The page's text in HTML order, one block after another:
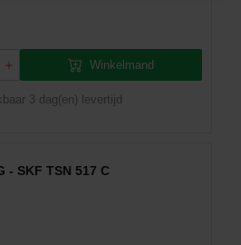
Winkelmand
3 dag(en) levertijd
- SKF TSN 517 C